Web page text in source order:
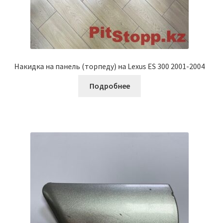
Накидка на панель (торпеду) на Lexus ES 300 2001-2004
Подробнее